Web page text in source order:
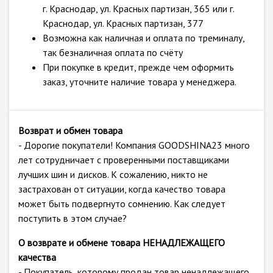
г. Краснодар, ул. Красных партизан, 365 или г.
Краснодар, ул. Красных партизан, 377
Возможна как наличная и оплата по треминалу,
так безналичная оплата по счёту
При покупке в кредит, прежде чем оформить
заказ, уточните наличие товара у менеджера.
Возврат и обмен товара
- Дорогие покупатели! Компания GOODSHINA23 много
лет сотрудничает с проверенными поставщиками
лучших шин и дисков. К сожалению, никто не
застрахован от ситуации, когда качество товара
может быть подвергнуто сомнению. Как следует
поступить в этом случае?
О возврате и обмене товара НЕНАДЛЕЖАЩЕГО
качества